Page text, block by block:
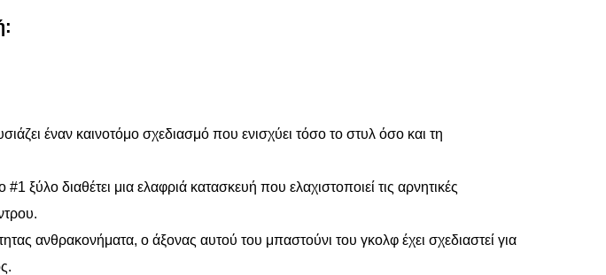
έναν καινοτόμο σχεδιασμό που ενισχύει τόσο το στυλ όσο και τη
ξύλο διαθέτει μια ελαφριά κατασκευή που ελαχιστοποιεί τις αρνητικές
εκτός κέντρου.
ανθρακονήματα, ο άξονας αυτού του μπαστούνι του γκολφ έχει σχεδιαστεί για